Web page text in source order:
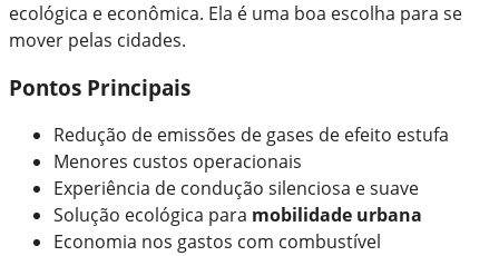
ecológica e econômica. Ela é uma boa escolha para se
mover pelas cidades.
Pontos Principais
Redução de emissões de gases de efeito estufa
Menores custos operacionais
Experiência de condução silenciosa e suave
Solução ecológica para mobilidade urbana
Economia nos gastos com combustível